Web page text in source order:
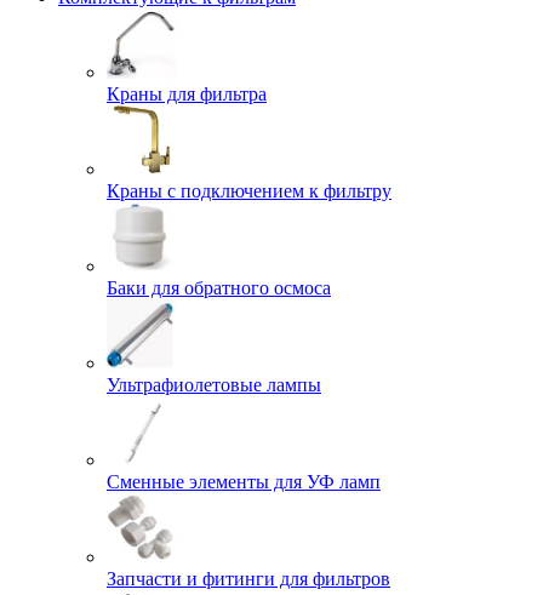
Краны для фильтра
Краны с подключением к фильтру
Баки для обратного осмоса
Ультрафиолетовые лампы
Сменные элементы для УФ ламп
Запчасти и фитинги для фильтров